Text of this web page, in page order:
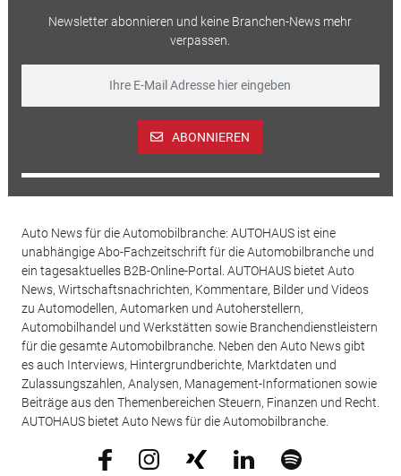
Newsletter abonnieren und keine Branchen-News mehr
verpassen.
ABONNIEREN
Auto News für die Automobilbranche: AUTOHAUS ist eine
unabhängige Abo-Fachzeitschrift für die Automobilbranche und
ein tagesaktuelles B2B-Online-Portal. AUTOHAUS bietet Auto
News, Wirtschaftsnachrichten, Kommentare, Bilder und Videos
zu Automodellen, Automarken und Autoherstellern,
Automobilhandel und Werkstätten sowie Branchendienstleistern
für die gesamte Automobilbranche. Neben den Auto News gibt
es auch Interviews, Hintergrundberichte, Marktdaten und
Zulassungszahlen, Analysen, Management-Informationen sowie
Beiträge aus den Themenbereichen Steuern, Finanzen und Recht.
AUTOHAUS bietet Auto News für die Automobilbranche.